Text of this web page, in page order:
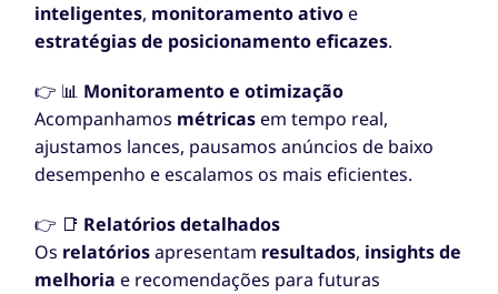
inteligentes, monitoramento ativoe
estratégias de posicionamento eficazes.
👉 📊 Monitoramento e otimização
Acompanhamos métricasem tempo real,
ajustamos lances, pausamos anúncios de baixo
desempenho e escalamos os mais eficientes.
👉 📑 Relatórios detalhados
Os relatóriosapresentam resultados, insights de
melhoria e recomendações para futuras